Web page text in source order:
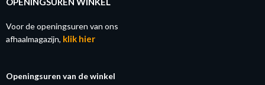
Voor de openingsuren van ons
afhaalmagazijn, klik hier
Openingsuren van de winkel